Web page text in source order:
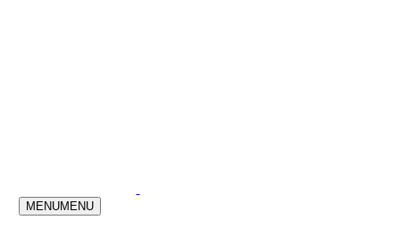
MENUMENU